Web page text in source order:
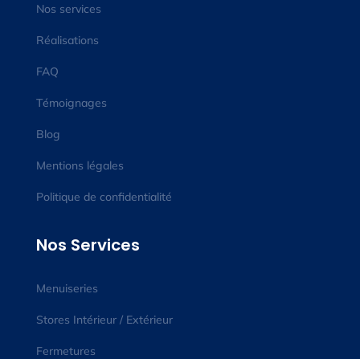
Nos services
Réalisations
FAQ
Témoignages
Blog
Mentions légales
Politique de confidentialité
Nos Services
Menuiseries
Stores Intérieur / Extérieur
Fermetures